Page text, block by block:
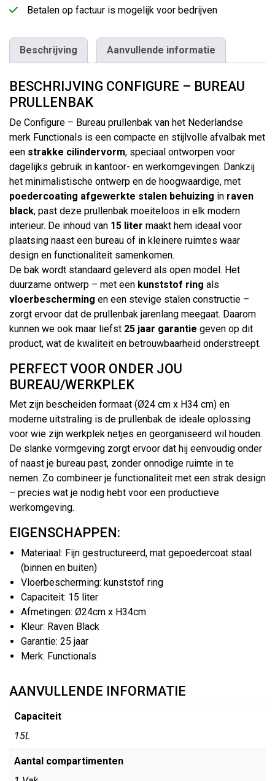
Betalen op factuur is mogelijk voor bedrijven
Beschrijving Aanvullende informatie
BESCHRIJVING CONFIGURE – BUREAU
PRULLENBAK
De Configure – Bureau prullenbak van het Nederlandse
merk Functionals is een compacte en stijlvolle afvalbak met
een strakke cilindervorm, speciaal ontworpen voor
dagelijks gebruik in kantoor- en werkomgevingen. Dankzij
het minimalistische ontwerp en de hoogwaardige, met
poedercoating afgewerkte stalen behuizing in raven
black, past deze prullenbak moeiteloos in elk modern
interieur. De inhoud van 15 liter maakt hem ideaal voor
plaatsing naast een bureau of in kleinere ruimtes waar
design en functionaliteit samenkomen.
De bak wordt standaard geleverd als open model. Het
duurzame ontwerp – met een kunststof ring als
vloerbescherming en een stevige stalen constructie –
zorgt ervoor dat de prullenbak jarenlang meegaat. Daarom
kunnen we ook maar liefst 25 jaar garantie geven op dit
product, wat de kwaliteit en betrouwbaarheid onderstreept.
PERFECT VOOR ONDER JOU
BUREAU/WERKPLEK
Met zijn bescheiden formaat (Ø24 cm x H34 cm) en
moderne uitstraling is de prullenbak de ideale oplossing
voor wie zijn werkplek netjes en georganiseerd wil houden.
De slanke vormgeving zorgt ervoor dat hij eenvoudig onder
of naast je bureau past, zonder onnodige ruimte in te
nemen. Zo combineer je functionaliteit met een strak design
– precies wat je nodig hebt voor een productieve
werkomgeving.
EIGENSCHAPPEN:
Materiaal: Fijn gestructureerd, mat gepoedercoat staal
(binnen en buiten)
Vloerbescherming: kunststof ring
Capaciteit: 15 liter
Afmetingen: Ø24cm x H34cm
Kleur: Raven Black
Garantie: 25 jaar
Merk: Functionals
AANVULLENDE INFORMATIE
Capaciteit
15L
Aantal compartimenten